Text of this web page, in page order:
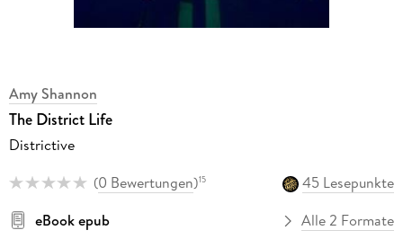
Amy Shannon
The District Life
Districtive
(0 Bewertungen)15
45 Lesepunkte
eBook epub
Alle 2 Formate